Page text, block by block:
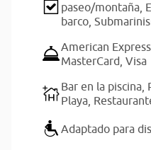
paseo/montaña,
barco,
American Express,
MasterCard, Visa
Bar en la piscina,
Playa,
Adaptado para